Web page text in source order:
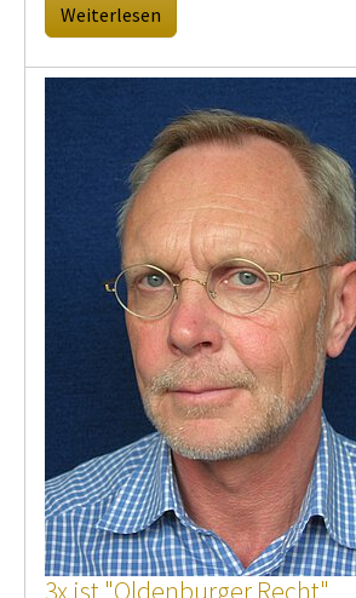
Weiterlesen
3x ist "Oldenburger Recht"